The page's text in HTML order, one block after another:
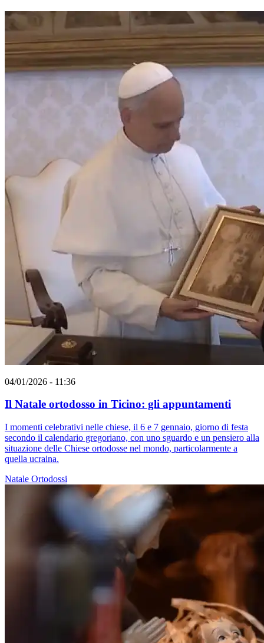
04/01/2026 - 11:36
Il Natale ortodosso in Ticino: gli appuntamenti
I momenti celebrativi nelle chiese, il 6 e 7 gennaio, giorno di festa
secondo il calendario gregoriano, con uno sguardo e un pensiero alla
situazione delle Chiese ortodosse nel mondo, particolarmente a
quella ucraina.
Natale Ortodossi